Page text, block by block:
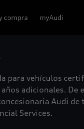
compra myAudi
para vehículos
adicionales.
Audi
Services.